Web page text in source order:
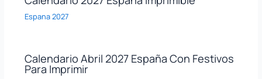
Espana 2027
Calendario Abril 2027 España Con Festivos
Para Imprimir